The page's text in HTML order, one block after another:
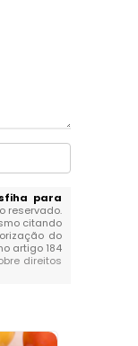
para
reservado.
citando
do
artigo 184
direitos